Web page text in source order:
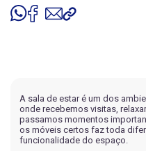
Sofá Retrátil
Sofá de Canto
Sofá em L
Sofá de Couro
Colchões
King Size
8 Lugares
10 Lugares
Racks e Painéis
Rack
Painel
Roupeiros
Portas de Giro
A sala de estar é um dos
onde recebemos visitas,
passamos momentos
os móveis certos faz toda
funcionalidade do espaço.